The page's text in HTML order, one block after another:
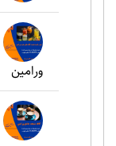
ورامین